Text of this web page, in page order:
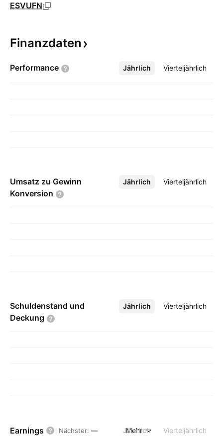
ESVUFN
Finanzdaten
Performance Jährlich Vierteljährlich
Mehr
Umsatz zu Gewinn
Konversion
Jährlich Vierteljährlich
Mehr
Schuldenstand und
Deckung
Jährlich Vierteljährlich
Mehr
Earnings Nächster: — Jährlich Vierteljährlich
Mehr